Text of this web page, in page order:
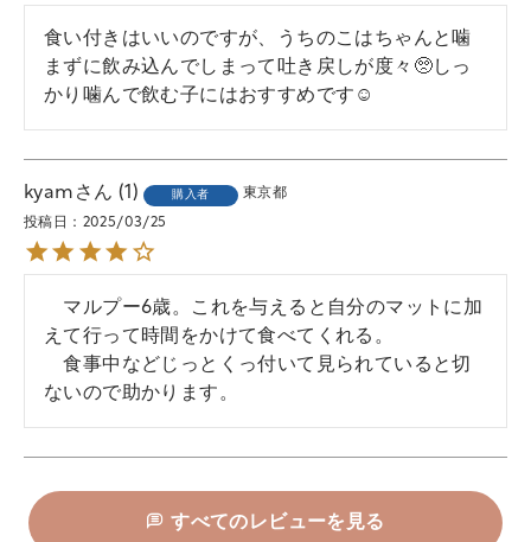
食い付きはいいのですが、うちのこはちゃんと噛
まずに飲み込んでしまって吐き戻しが度々🥺しっ
かり噛んで飲む子にはおすすめです☺️
kyam 1 購入者 東京都
投稿日 2025/03/25
マルプー6歳。これを与えると自分のマットに加
えて行って時間をかけて食べてくれる。
食事中などじっとくっ付いて見られていると切
ないので助かります。
すべてのレビューを見る